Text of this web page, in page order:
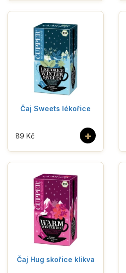
Čaj Sweets lékořice
+
89 Kč
Čaj Hug skořice klikva